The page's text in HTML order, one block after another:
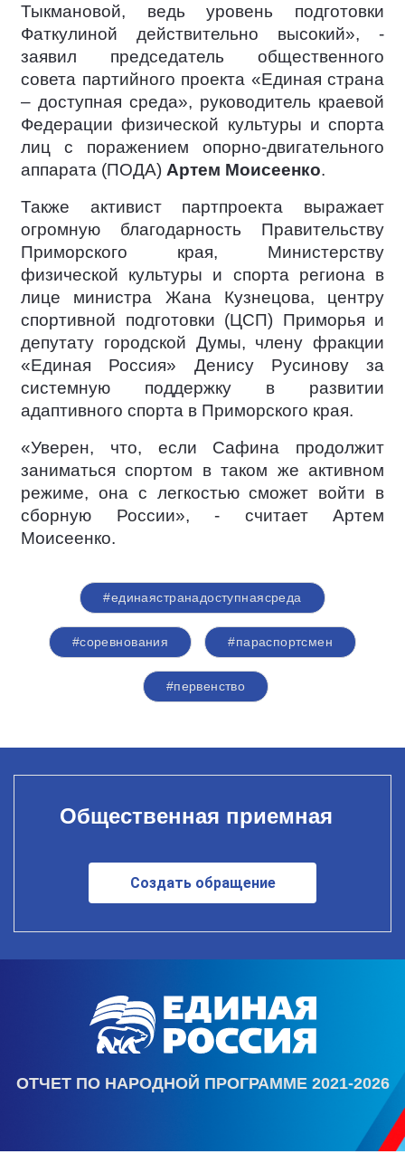
Тыкмановой, ведь уровень подготовки
Фаткулиной действительно высокий», -
заявил председатель общественного
совета партийного проекта «Единая страна
– доступная среда», руководитель краевой
Федерации физической культуры и спорта
лиц с поражением опорно-двигательного
аппарата (ПОДА) Артем Моисеенко.
Также активист партпроекта выражает
огромную благодарность Правительству
Приморского края, Министерству
физической культуры и спорта региона в
лице министра Жана Кузнецова, центру
спортивной подготовки (ЦСП) Приморья и
депутату городской Думы, члену фракции
«Единая Россия» Денису Русинову за
системную поддержку в развитии
адаптивного спорта в Приморского края.
«Уверен, что, если Сафина продолжит
заниматься спортом в таком же активном
режиме, она с легкостью сможет войти в
сборную России», - считает Артем
Моисеенко.
#единаястранадоступнаясреда
#соревнования #параспортсмен
#первенство
Общественная приемная
Создать обращение
ОТЧЕТ ПО НАРОДНОЙ ПРОГРАММЕ 2021-2026